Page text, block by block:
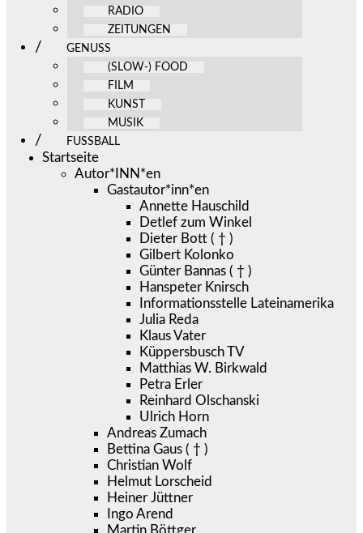
RADIO
ZEITUNGEN
GENUSS
(SLOW-) FOOD
FILM
KUNST
MUSIK
FUSSBALL
Startseite
Autor*INN*en
Gastautor*inn*en
Annette Hauschild
Detlef zum Winkel
Dieter Bott ( † )
Gilbert Kolonko
Günter Bannas ( † )
Hanspeter Knirsch
Informationsstelle Lateinamerika
Julia Reda
Klaus Vater
Küppersbusch TV
Matthias W. Birkwald
Petra Erler
Reinhard Olschanski
Ulrich Horn
Andreas Zumach
Bettina Gaus ( † )
Christian Wolf
Helmut Lorscheid
Heiner Jüttner
Ingo Arend
Martin Böttger